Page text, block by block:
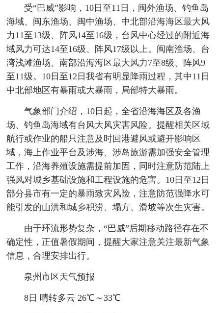
受“巴威”影响，10日至11日，闽外渔场、钓鱼岛
海域、闽东渔场、闽中渔场、中北部沿海海区最大风
力11至13级、阵风14至16级，台风中心经过的附近海
域风力可达14至16级、阵风17级以上。闽南渔场、台
湾浅滩渔场、南部沿海海区最大风力7至8级、阵风9
至11级。10日至12日我省有明显降雨过程，其中11日
中北部地区有暴雨或大暴雨，局部特大暴雨。
气象部门介绍，10日起，全省沿海海区及各渔
场、钓鱼岛海域有台风大风灾害风险。提醒相关区域
航行或作业的船只注意及时回港避风或避开影响区
域，海上作业平台及涉海、涉岛旅游需加强安全管理
工作，沿海养殖设施需提前加固，同时注意防范陆上
强风对城乡基础设施和工程设施的危害。10日至12日
部分县市有一定的暴雨致灾风险，注意防范强降水可
能引发的山洪和城乡积涝、塌方、滑坡等次生灾害。
由于环流形势复杂，“巴威”后期移动路径存在不
确定性，正值暑假期间，提醒大家注意关注最新气象
信息，合理安排出行。
泉州市区天气预报
8日 晴转多云 26℃～33℃